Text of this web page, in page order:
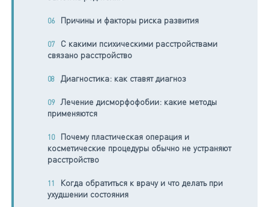
Причины и факторы риска развития
С какими психическими расстройствами
связано расстройство
Диагностика: как ставят диагноз
Лечение дисморфофобии: какие методы
применяются
Почему пластическая операция и
косметические процедуры обычно не устраняют
расстройство
Когда обратиться к врачу и что делать при
ухудшении состояния